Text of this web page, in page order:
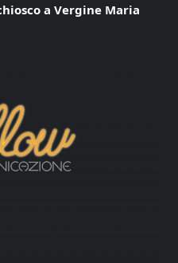
a Vergine Maria